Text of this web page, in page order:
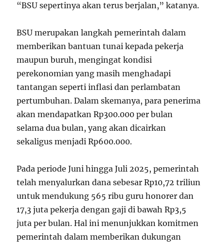
“BSU sepertinya akan terus berjalan,” katanya.
BSU merupakan langkah pemerintah dalam
memberikan bantuan tunai kepada pekerja
maupun buruh, mengingat kondisi
perekonomian yang masih menghadapi
tantangan seperti inflasi dan perlambatan
pertumbuhan. Dalam skemanya, para penerima
akan mendapatkan Rp300.000 per bulan
selama dua bulan, yang akan dicairkan
sekaligus menjadi Rp600.000.
Pada periode Juni hingga Juli 2025, pemerintah
telah menyalurkan dana sebesar Rp10,72 triliun
untuk mendukung 565 ribu guru honorer dan
17,3 juta pekerja dengan gaji di bawah Rp3,5
juta per bulan. Hal ini menunjukkan komitmen
pemerintah dalam memberikan dukungan